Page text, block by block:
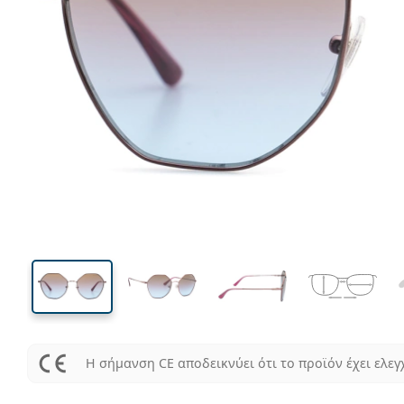
49 mm
Ύψος φακού Μήκος φακού
Μήκος
Η σήμανση CE αποδεικνύει ότι το προϊόν έχει